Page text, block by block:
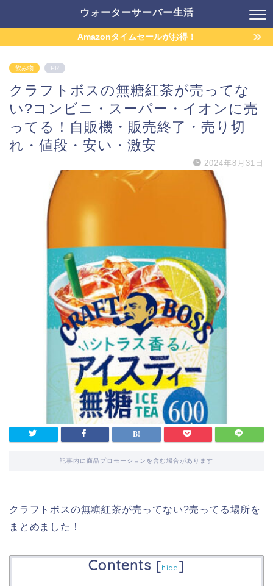
ウォーターサーバー生活
Amazonタイムセールがお得！
飲み物 PR
クラフトボスの無糖紅茶が売ってな
い?コンビニ・スーパー・イオンに売
ってる！自販機・販売終了・売り切
れ・値段・安い・激安
2024年8月31日
記事内に商品プロモーションを含む場合があります
クラフトボスの無糖紅茶が売ってない?売ってる場所を
まとめました！
Contents [hide ]